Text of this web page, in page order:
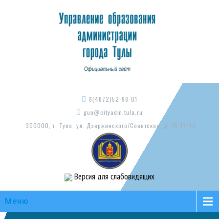
8(4872)52-98-01
guo@cityadm.tula.ru
300000, г. Тула, ул. Дзержинского/Советская, д. 15-17/73
Версия для слабовидящих
Меню